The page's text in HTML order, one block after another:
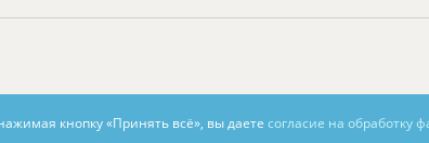
кнопку «Принять всё», вы даете согласие на обработку